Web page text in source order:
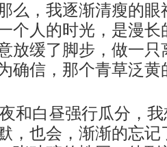
么，我逐渐清瘦的
个人的时光，是漫
放缓了脚步，做一
确信，那个青草泛
和白昼强行瓜分，
，也会，渐渐的忘